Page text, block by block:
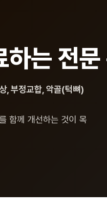
하는 전문
, 부정교합, 악골(턱뼈)
함께 개선하는 것이 목